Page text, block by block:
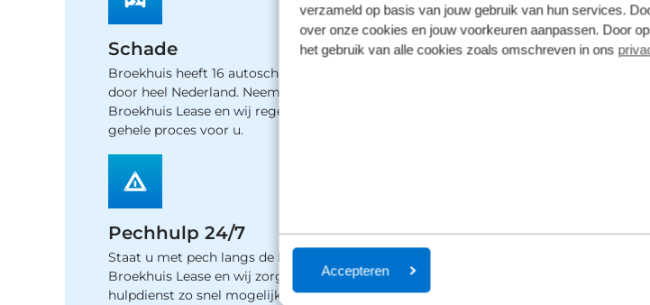
verzameld op basis van jouw gebruik van hun services.
over onze cookies en jouw voorkeuren aanpassen. Door
het gebruik van alle cookies zoals omschreven in ons
Accepteren
Schade
Broekhuis heeft 16 autoschade bedrijven
door heel Nederland. Neem contact op met
Broekhuis Lease en wij regelen verder het
gehele proces voor u.
Belasting
Pechhulp 24/7
Staat u met pech langs de kant? Bel
Broekhuis Lease en wij zorgen dat de
hulpdienst zo snel mogelijk naar u toekomt.
Vervangend vervoer
garage voor onderhoud of
Dan is het vervangend vervoer vanaf